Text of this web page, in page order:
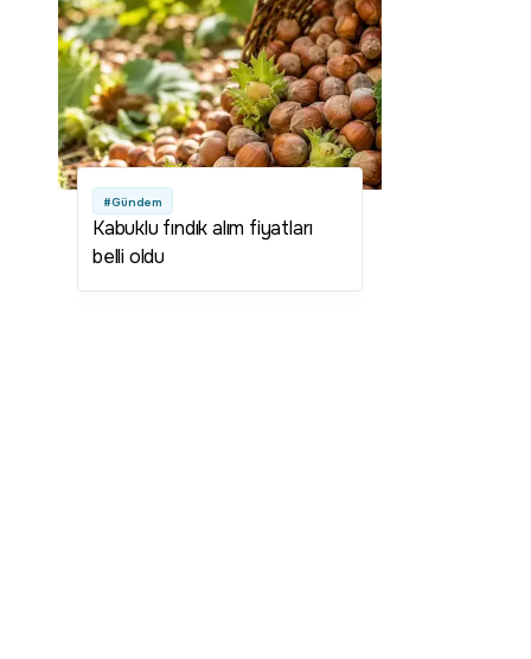
#Gündem
Kabuklu fındık alım fiyatları
belli oldu